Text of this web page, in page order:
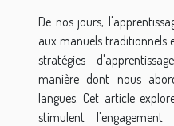
De nos jours,
aux manuels traditionnels
stratégies
manière dont nous
langues. Cet article
stimulent